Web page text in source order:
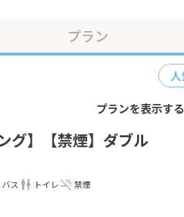
プラン
プランを表示する
グ】【禁煙】ダブル
バス トイレ 禁煙